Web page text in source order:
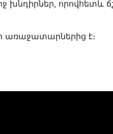
խնդիրներ, որովհետև
է։